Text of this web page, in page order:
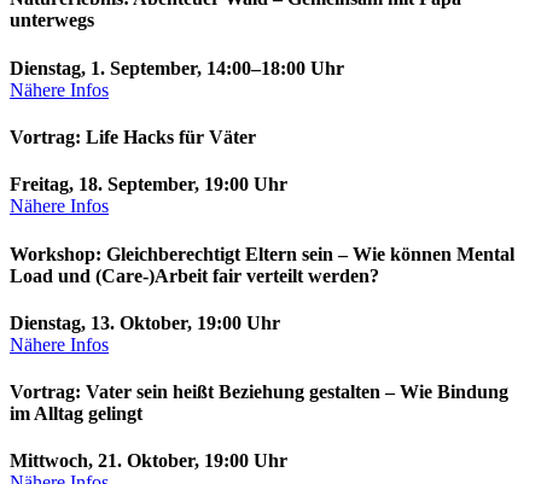
unterwegs
Dienstag, 1. September, 14:00–18:00 Uhr
Nähere Infos
Vortrag: Life Hacks für Väter
Freitag, 18. September, 19:00 Uhr
Nähere Infos
Workshop: Gleichberechtigt Eltern sein – Wie können Mental
Load und (Care-)Arbeit fair verteilt werden?
Dienstag, 13. Oktober, 19:00 Uhr
Nähere Infos
Vortrag: Vater sein heißt Beziehung gestalten – Wie Bindung
im Alltag gelingt
Mittwoch, 21. Oktober, 19:00 Uhr